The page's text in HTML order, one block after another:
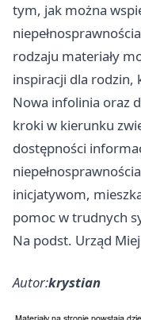
tym, jak można
rodzaju materiały
inspiracji dla rodzin,
Nowa infolinia oraz
kroki w kierunku
dostępności
inicjatywom,
pomoc w trudnych
Na podst. Urząd
Autor:krystian